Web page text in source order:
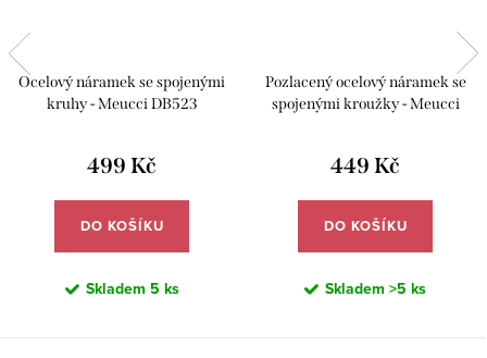
Ocelový náramek se spojenými
kruhy - Meucci DB523
499 Kč
DO KOŠÍKU
Skladem 5 ks
Pozlacený ocelový náramek se
spojenými kroužky - Meucci
449 Kč
DO KOŠÍKU
Skladem >5 ks